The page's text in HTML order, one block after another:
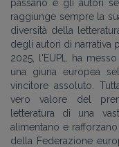
passano e gli autori
raggiunge sempre la
diversità della
degli autori di narrativa
2025, l'EUPL ha
una giuria europea
vincitore assoluto.
vero valore del
letteratura di una
alimentano e
della Federazione